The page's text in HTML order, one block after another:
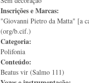
Inscrições e Marcas:
"Giovanni Pietro da Matta" [a
(org/b.cif.)
Categoria:
Polifonia
Conteúdo:
Beatus vir (Salmo 111)